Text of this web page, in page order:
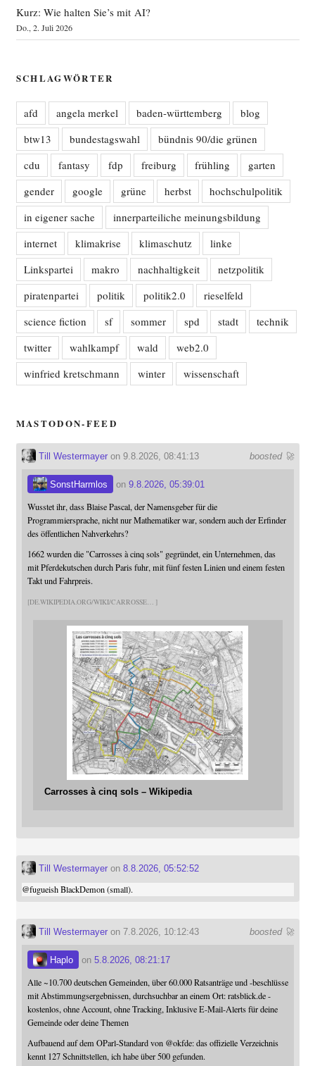
Kurz: Wie halten Sie’s mit AI?
Do., 2. Juli 2026
SCHLAGWÖRTER
afd angela merkel baden-württemberg
blog
btw13
bundestagswahl
bündnis 90/die grünen
cdu
fantasy fdp freiburg frühling
garten
gender
google grüne herbst
hochschulpolitik
in eigener sache
innerparteiliche meinungsbildung
internet
klimakrise klimaschutz
linke
Linkspartei
makro nachhaltigkeit
netzpolitik
piratenpartei
politik politik2.0
rieselfeld
science fiction
sf sommer spd stadt
technik
twitter
wahlkampf wald
web2.0
winfried kretschmann
winter wissenschaft
MASTODON-FEED
boosted 🚀
Till Westermayeron 9.8.2026, 08:41:13
SonstHarmlos on 9.8.2026, 05:39:01
Wusstet ihr, dass Blaise Pascal, der Namensgeber für die
Programmiersprache, nicht nur Mathematiker war, sondern auch der Erfinder
des öffentlichen Nahverkehrs?
1662 wurden die "Carrosses à cinq sols" gegründet, ein Unternehmen, das
mit Pferdekutschen durch Paris fuhr, mit fünf festen Linien und einem festen
Takt und Fahrpreis.
DE.WIKIPEDIA.ORG/WIKI/CARROSSE
Carrosses à cinq sols – Wikipedia
Till Westermayeron 8.8.2026, 05:52:52
@fugueishBlackDemon (small).
boosted 🚀
Till Westermayeron 7.8.2026, 10:12:43
Haplo on 5.8.2026, 08:21:17
Alle ~10.700 deutschen Gemeinden, über 60.000 Ratsanträge und -beschlüsse
mit Abstimmungsergebnissen, durchsuchbar an einem Ort: ratsblick.de -
kostenlos, ohne Account, ohne Tracking, Inklusive E-Mail-Alerts für deine
Gemeinde oder deine Themen
Aufbauend auf dem OParl-Standard von @okfde: das offizielle Verzeichnis
kennt 127 Schnittstellen, ich habe über 500 gefunden.